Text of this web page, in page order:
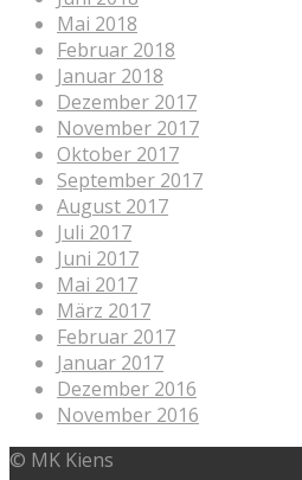
Mai 2018
Februar 2018
Januar 2018
Dezember 2017
November 2017
Oktober 2017
September 2017
August 2017
Juli 2017
Juni 2017
Mai 2017
März 2017
Februar 2017
Januar 2017
Dezember 2016
November 2016
© MK Kiens